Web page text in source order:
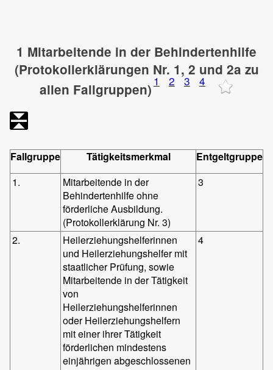
1 Mitarbeitende in der Behindertenhilfe
(Protokollerklärungen Nr. 1, 2 und 2a zu
allen Fallgruppen) 1 2 3 4
Fallgruppe Tätigkeitsmerkmal
Entgeltgruppe
1.
Mitarbeitende in der
Behindertenhilfe ohne
förderliche Ausbildung.
(Protokollerklärung Nr. 3)
3
2.
Heilerziehungshelferinnen
und Heilerziehungshelfer mit
staatlicher Prüfung, sowie
Mitarbeitende in der Tätigkeit
von
Heilerziehungshelferinnen
oder Heilerziehungshelfern
mit einer ihrer Tätigkeit
förderlichen mindestens
einjährigen abgeschlossenen
4